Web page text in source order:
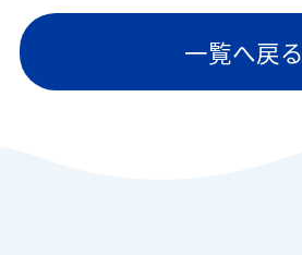
一覧へ戻る